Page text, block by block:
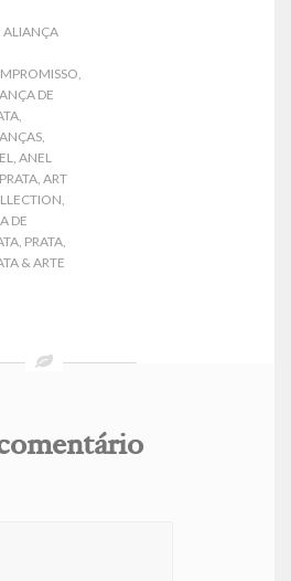
ALIANÇA
DE
,ANEL
,ART
DE
PRATA
& ARTE